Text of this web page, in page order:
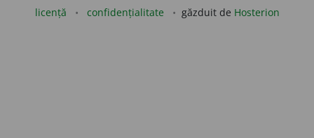
licență confidențialitate găzduit de Hosterion